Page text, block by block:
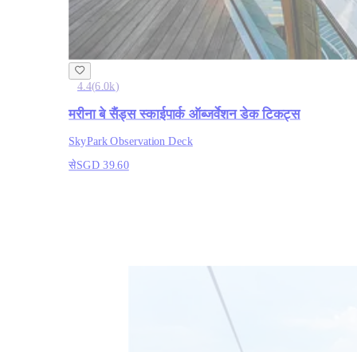
4.4(6.0k)
मरीना बे सैंड्स स्काईपार्क ऑब्जर्वेशन डेक टिकट्स
SkyPark Observation Deck
सेSGD 39.60